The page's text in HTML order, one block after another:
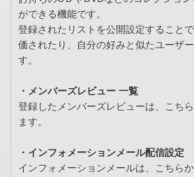
ができる機能です。
登録されたリストを公開設定すること
価されたり、自分の好みと似たユーザ
す。
・メンバーズレビュー 一覧
登録したメンバーズレビューは、こち
ます。
・インフォメーションメール配信設定
インフォメーションメールは、こちら